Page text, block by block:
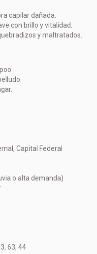
capilar dañada.
con brillo y vitalidad.
y maltratados.
Capital Federal
o alta demanda)
63, 44